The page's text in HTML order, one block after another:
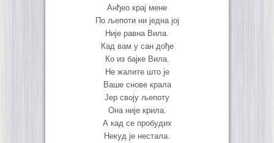
Анђео крај мене
По љепоти ни једна јој
Није равна Вила.
Кад вам у сан дође
Ко из бајке Вила.
Не жалите што је
Ваше снове крала
Јер своју љепоту
Она није крила.
А кад се пробудих
Некуд је нестала.